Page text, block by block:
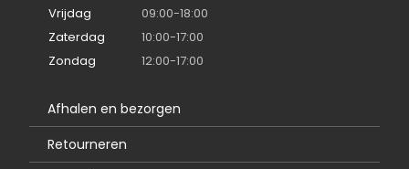
Vrijdag
09:00-18:00
Zaterdag
10:00-17:00
Zondag
12:00-17:00
Afhalen en bezorgen
Retourneren